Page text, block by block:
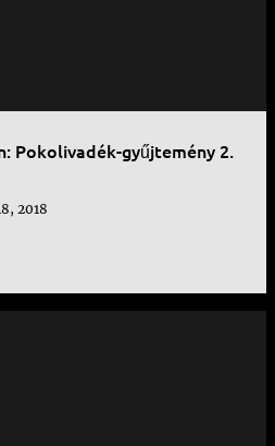
Pokolivadék-gyűjtemény 2.
2018